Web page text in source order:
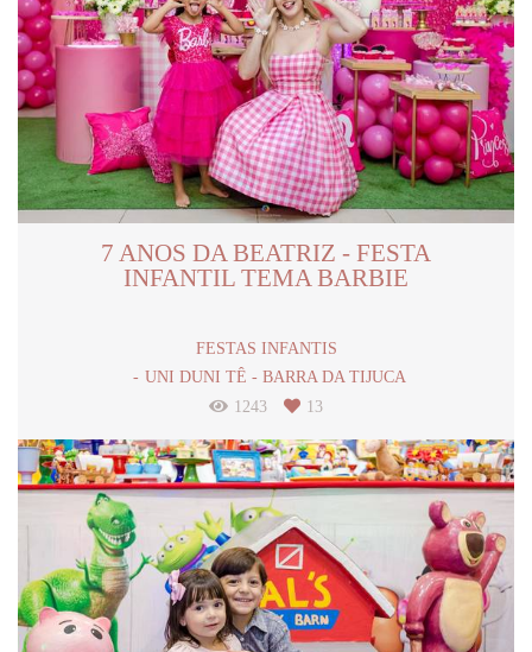
7 ANOS DA BEATRIZ - FESTA
INFANTIL TEMA BARBIE
FESTAS INFANTIS
UNI DUNI TÊ - BARRA DA TIJUCA
1243
13